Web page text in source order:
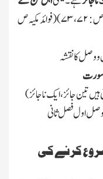
ص :۷۲، ۷۳ )(
فوائد مکیہ ص
وصل کا نقشہ
سورت
تین جائز ، ایک ناجائز )
اول فصل ثانی
کرنے کی